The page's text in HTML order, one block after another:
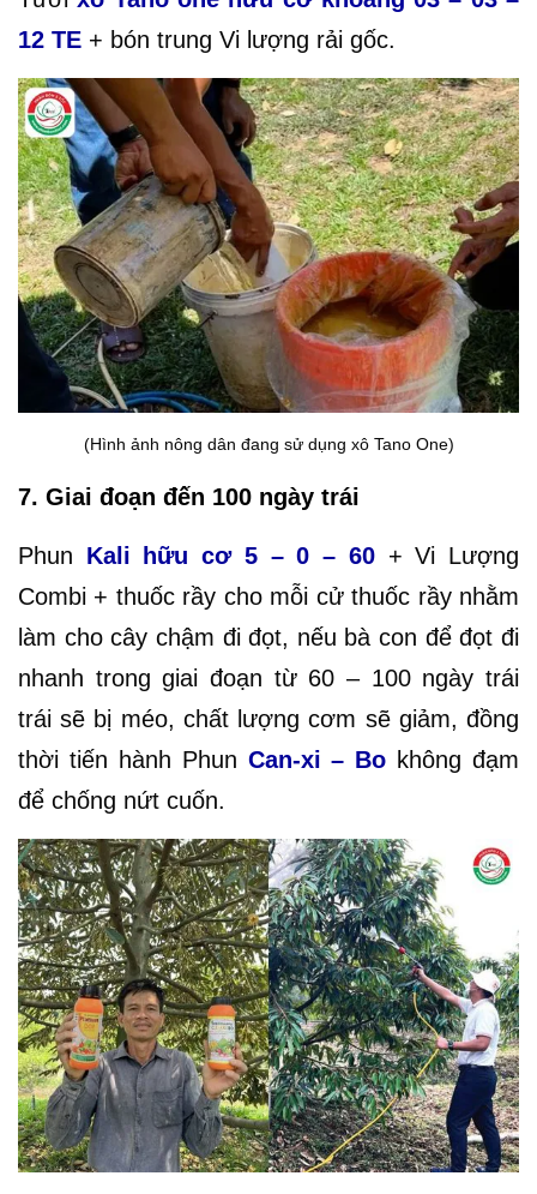
12 TE + bón trung Vi lượng rải gốc.
(Hình ảnh nông dân đang sử dụng xô Tano One)
7. Giai đoạn đến 100 ngày trái
Phun Kali hữu cơ 5 – 0 – 60+ Vi Lượng
Combi + thuốc rầy cho mỗi cử thuốc rầy nhằm
làm cho cây chậm đi đọt, nếu bà con để đọt đi
nhanh trong giai đoạn từ 60 – 100 ngày trái
trái sẽ bị méo, chất lượng cơm sẽ giảm, đồng
thời tiến hành Phun Can-xi – Bo không đạm
để chống nứt cuốn.